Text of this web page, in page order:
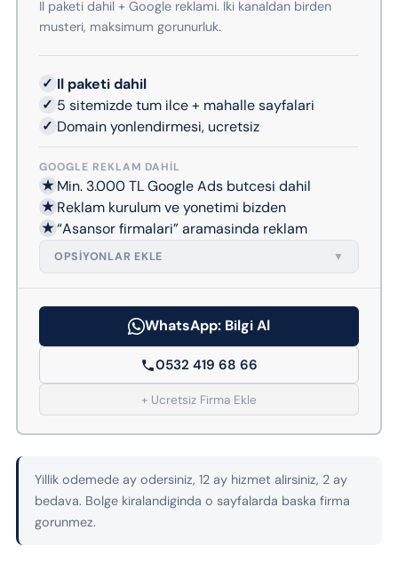
Il paketi dahil + Google reklami. Iki kanaldan birden
musteri, maksimum gorunurluk.
✓ Il paketi dahil
✓ 5 sitemizde tum ilce + mahalle sayfalari
✓ Domain yonlendirmesi, ucretsiz
GOOGLE REKLAM DAHIL
★ Min. 3.000 TL Google Ads butcesi dahil
★ Reklam kurulum ve yonetimi bizden
★“Asansor firmalari” aramasinda reklam
OPSIYONLAR EKLE ▼
WhatsApp: Bilgi Al
0532 419 68 66
+ Ucretsiz Firma Ekle
Yillik odemede ay odersiniz, 12 ay hizmet alirsiniz, 2 ay
bedava. Bolge kiralandiginda o sayfalarda baska firma
gorunmez.